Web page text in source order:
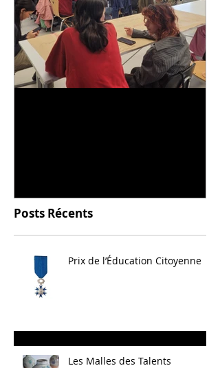
Posts Récents
Prix de l’Éducation Citoyenne
Les Malles des Talents